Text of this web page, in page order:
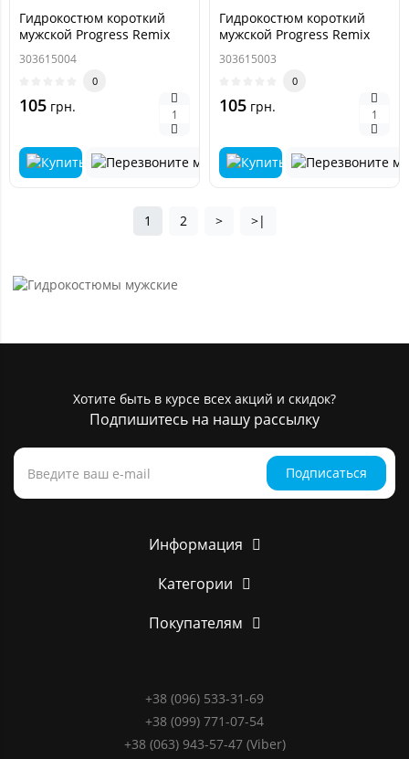
Гидрокостюм короткий
мужской Progress Remix
Shorty 2.5/2 Gray
303615004
0
105 грн.
Гидрокостюм короткий
мужской Progress Remix
Shorty 2.5/2 Red
303615003
0
105 грн.
1 2 > >|
Хотите быть в курсе всех акций и скидок?
Подпишитесь на нашу рассылку
Подписаться
Информация
Категории
Покупателям
+38 (096) 533-31-69
+38 (099) 771-07-54
+38 (063) 943-57-47 (Viber)